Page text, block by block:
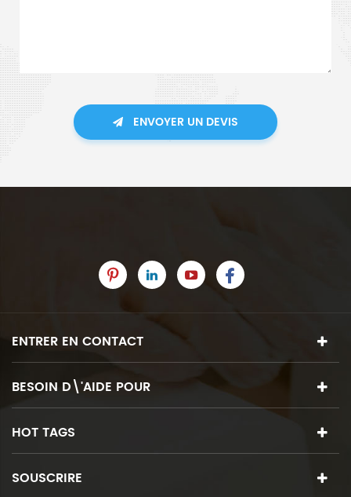
ENVOYER UN DEVIS
ENTRER EN CONTACT
BESOIN D\'AIDE POUR
HOT TAGS
SOUSCRIRE